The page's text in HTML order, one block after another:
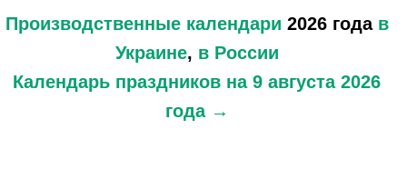
Производственные календари 2026 года в
Украине, в России
Календарь праздников на 9 августа 2026
года →